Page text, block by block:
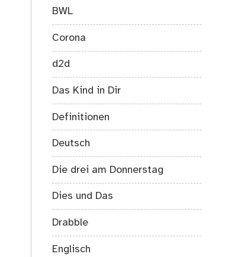
BWL
Corona
d2d
Das Kind in Dir
Definitionen
Deutsch
Die drei am Donnerstag
Dies und Das
Drabble
Englisch